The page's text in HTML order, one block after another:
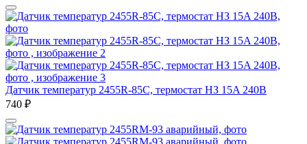
Датчик температур 2455R-85С, термостат НЗ 15A 240В
740 ₽